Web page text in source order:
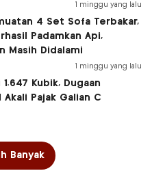
1 minggu yang lalu
4 Set Sofa Terbakar,
Padamkan Api,
Masih Didalami
1 minggu yang lalu
Kubik, Dugaan
Akali Pajak Galian C
Banyak